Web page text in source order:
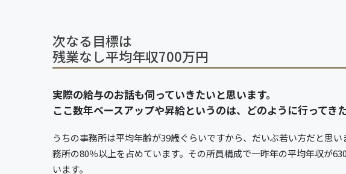
次なる目標は
残業なし平均年収700万円
実際の給与のお話も伺っていきたいと思います。
ここ数年ベースアップや昇給というのは、どのように行ってき
うちの事務所は平均年齢が39歳ぐらいですから、だいぶ若い方だと思
務所の80％以上を占めています。その所員構成で一昨年の平均年収が
います。